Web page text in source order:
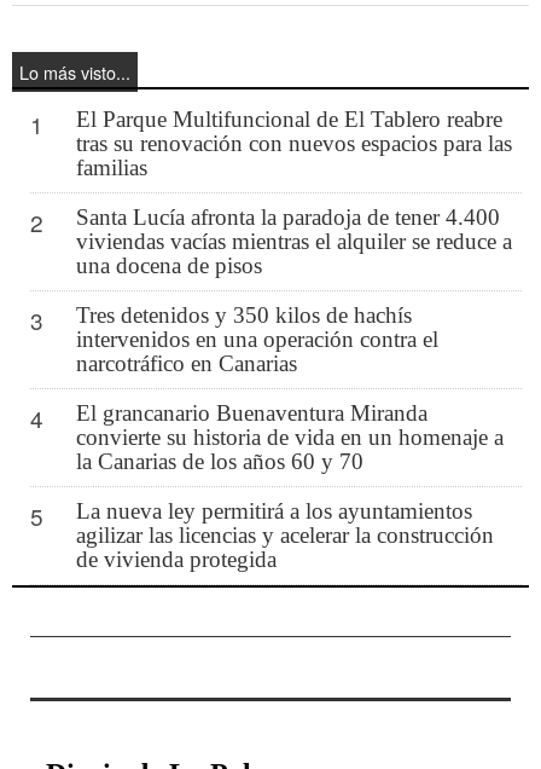
Lo más visto...
1
El Parque Multifuncional de El Tablero reabre
tras su renovación con nuevos espacios para las
familias
2
Santa Lucía afronta la paradoja de tener 4.400
viviendas vacías mientras el alquiler se reduce a
una docena de pisos
3
Tres detenidos y 350 kilos de hachís
intervenidos en una operación contra el
narcotráfico en Canarias
4
El grancanario Buenaventura Miranda
convierte su historia de vida en un homenaje a
la Canarias de los años 60 y 70
5
La nueva ley permitirá a los ayuntamientos
agilizar las licencias y acelerar la construcción
de vivienda protegida